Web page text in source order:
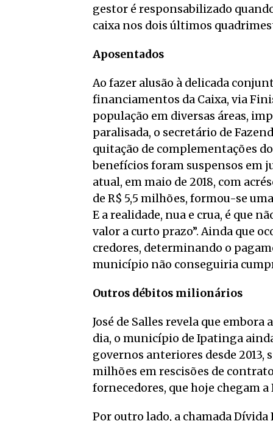
gestor é responsabilizado
caixa nos dois últimos
Aposentados
Ao fazer alusão à delicada
financiamentos da Caixa, via
população em diversas áreas,
paralisada, o secretário de
quitação de complementações
benefícios foram suspensos em
atual, em maio de 2018, com
de R$ 5,5 milhões, formou-se
E a realidade, nua e crua, é que
valor a curto prazo”. Ainda que
credores, determinando o
município não conseguiria
Outros débitos milionários
José de Salles revela que
dia, o município de Ipatinga
governos anteriores desde 2013,
milhões em rescisões de
fornecedores, que hoje chegam a
Por outro lado, a chamada